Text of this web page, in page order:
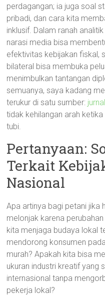
perdagangan; ia juga soal
pribadi, dan cara kita
inklusif. Dalam ranah
narasi media bisa
efektivitas kebijakan fiskal,
bilateral bisa membuka
menimbulkan tantangan
semuanya, saya kadang
terukur di satu sumber:
tidak kehilangan arah
tubi.
Pertanyaan:
Terkait
Nasional
Apa artinya bagi petani jika
melonjak karena
kita menjaga budaya lokal
mendorong konsumen
murah? Apakah kita bisa
ukuran industri kreatif yang
internasional tanpa
pekerja lokal?